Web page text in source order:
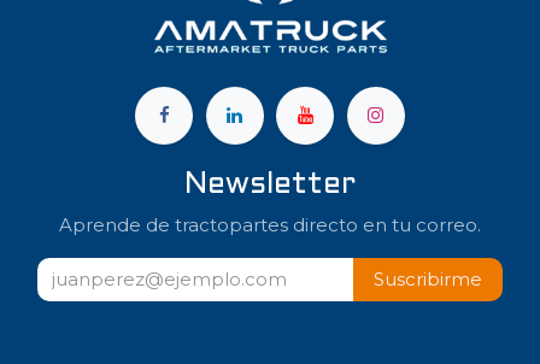
Newsletter
Aprende de tractopartes directo en tu correo.
Suscribir​​me